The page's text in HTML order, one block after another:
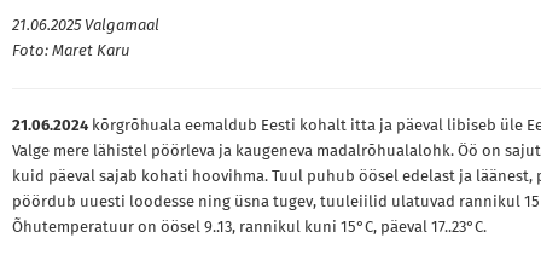
21.06.2025 Valgamaal
Foto: Maret Karu
21.06.2024 kõrgrõhuala eemaldub Eesti kohalt itta ja päeval libiseb üle
Valge mere lähistel pöörleva ja kaugeneva madalrõhualalohk. Öö on
kuid päeval sajab kohati hoovihma. Tuul puhub öösel edelast ja läänest,
pöördub uuesti loodesse ning üsna tugev, tuuleiilid ulatuvad rannikul
Õhutemperatuur on öösel 9..13, rannikul kuni 15°C, päeval 17..23°C.